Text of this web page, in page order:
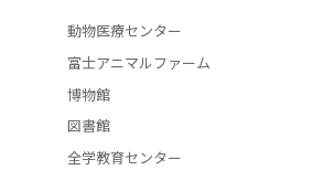
動物医療センター
富士アニマルファーム
博物館
図書館
全学教育センター